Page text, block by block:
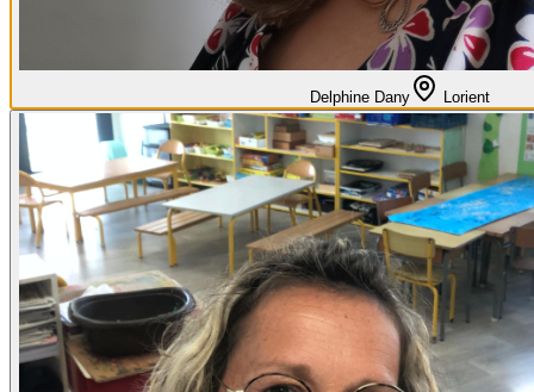
Delphine Dany Lorient